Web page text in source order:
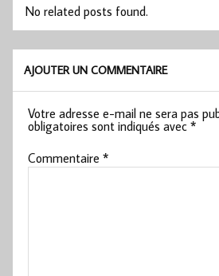
No related posts found.
AJOUTER UN COMMENTAIRE
Votre adresse e-mail ne sera pas
obligatoires sont indiqués avec*
Commentaire*